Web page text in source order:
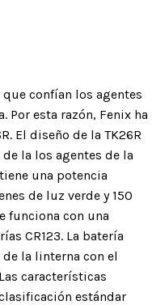
que confían los agentes
Por esta razón, Fenix ​​ha
El diseño de la TK26R
la los agentes de la
una potencia
de luz verde y 150
funciona con una
CR123. La batería
la linterna con el
características
estándar